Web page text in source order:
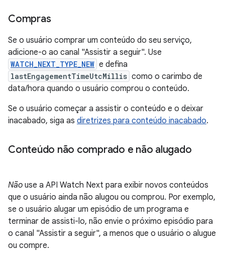
Compras
Se o usuário comprar um conteúdo do seu serviço,
adicione-o ao canal "Assistir a seguir". Use
WATCH_NEXT_TYPE_NEW e defina
lastEngagementTimeUtcMillis como o carimbo de
data/hora quando o usuário comprou o conteúdo.
Se o usuário começar a assistir o conteúdo e o deixar
inacabado, siga as diretrizes para conteúdo inacabado.
Conteúdo não comprado e não alugado
Não use a API Watch Next para exibir novos conteúdos
que o usuário ainda não alugou ou comprou. Por exemplo,
se o usuário alugar um episódio de um programa e
terminar de assisti-lo, não envie o próximo episódio para
o canal "Assistir a seguir", a menos que o usuário o alugue
ou compre.